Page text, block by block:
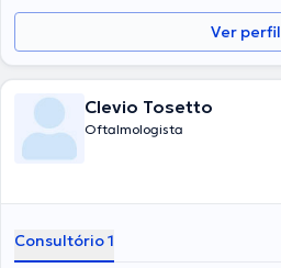
Ver perfil
Clevio Tosetto
Oftalmologista
Consultório 1